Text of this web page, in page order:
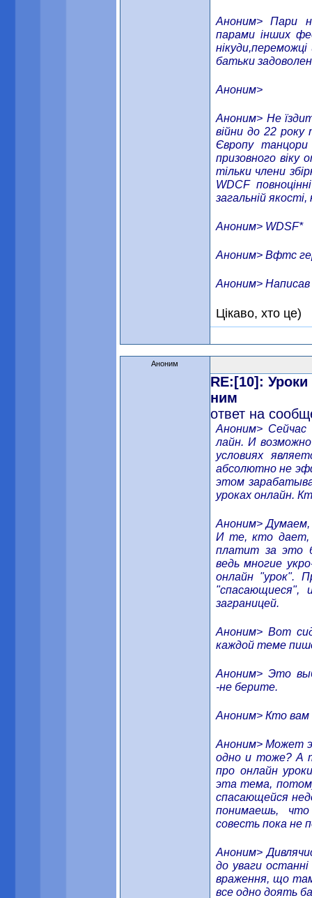
Аноним> Пари
парами інших
батьки
Аноним>
Аноним> Не
війни до 22
Європу
призовного віку
тільки члени
WDCF
загальній
Аноним> WDSF*
Аноним> Вфтс
Аноним> Написав
Цікаво, хто це)
Аноним
RE:[10]:
ним
ответ на
Аноним> Сейчас
лайн. И
условиях
абсолютно не
этом
уроках онлайн.
Аноним> Думаем,
И те, кто дает,
платит за это
ведь многие
онлайн "урок".
"спасающиеся",
заграницей.
Аноним> Вот
каждой теме
Аноним> Это
-не берите.
Аноним> Кто вам
Аноним> Может
одно и тоже? А
про онлайн
эта тема,
спасающейся
понимаешь,
совесть пока не
Аноним>
до уваги
враження, що
все одно доять